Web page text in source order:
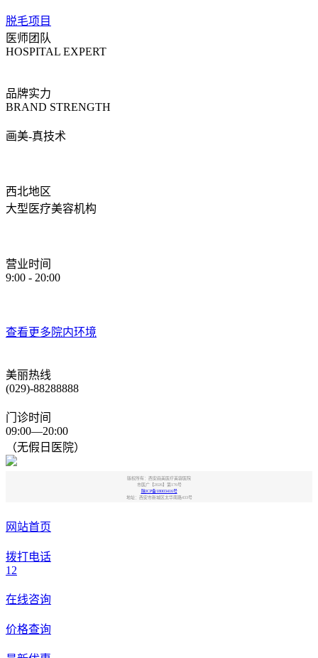
脱毛项目
医师团队
HOSPITAL EXPERT
品牌实力
BRAND STRENGTH
画美-真技术
西北地区
大型医疗美容机构
营业时间
9:00 - 20:00
查看更多院内环境
美丽热线
(029)-88288888
门诊时间
09:00—20:00
（无假日医院）
版权所有：西安画美医疗美容医院
市医广【2026】第176号
陕ICP备18003416号
地址：西安市新城区太华南路433号
网站首页
拨打电话
12
在线咨询
价格查询